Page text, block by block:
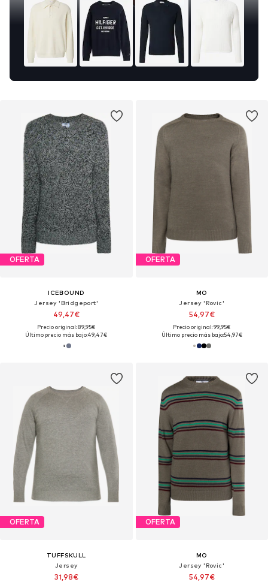
OFERTA
ICEBOUND
Jersey 'Bridgeport'
49,47€
Precio original: 89,95€
Último precio más bajo:49,47€
OFERTA
MO
Jersey 'Rovic'
54,97€
Precio original: 99,95€
Último precio más bajo:54,97€
OFERTA
TUFFSKULL
Jersey
31,98€
OFERTA
MO
Jersey 'Rovic'
54,97€